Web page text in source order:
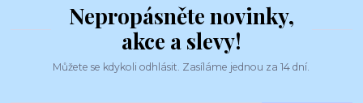
Nepropásněte novinky,
akce a slevy!
Můžete se kdykoli odhlásit. Zasíláme jednou za 14 dní.